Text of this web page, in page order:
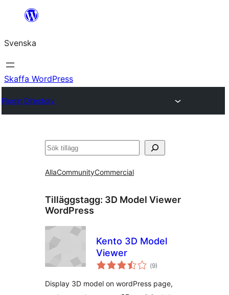
Hoppa
innehåll
Svenska
Skaffa WordPress
Plugin Directory
Sök
AllaCommunityCommercial
Tilläggstagg: 3D Model Viewer
WordPress
Kento 3D Model
Viewer
(Totalt
antal
9)
Display 3D model on wordPress page,